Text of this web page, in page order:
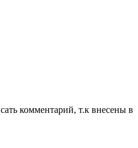
комментарий, т.к внесены в